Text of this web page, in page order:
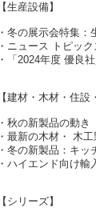
【生産設備】
・冬の展示会特集
・ニュース トピッ
・「2024年度 優良
【建材・木材・住
・秋の新製品の動
・最新の木材・ 木
・冬の新製品：キッ
・ハイエンド向け
【シリーズ】